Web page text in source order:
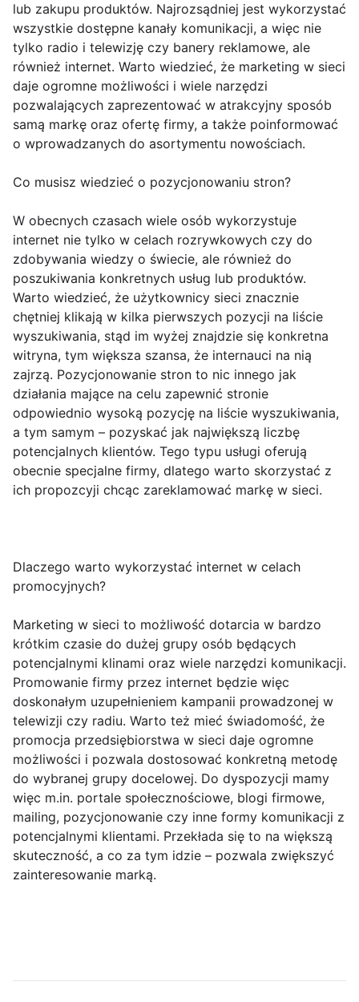
lub zakupu produktów. Najrozsądniej jest wykorzystać
wszystkie dostępne kanały komunikacji, a więc nie
tylko radio i telewizję czy banery reklamowe, ale
również internet. Warto wiedzieć, że marketing w sieci
daje ogromne możliwości i wiele narzędzi
pozwalających zaprezentować w atrakcyjny sposób
samą markę oraz ofertę firmy, a także poinformować
o wprowadzanych do asortymentu nowościach.
Co musisz wiedzieć o pozycjonowaniu stron?
W obecnych czasach wiele osób wykorzystuje
internet nie tylko w celach rozrywkowych czy do
zdobywania wiedzy o świecie, ale również do
poszukiwania konkretnych usług lub produktów.
Warto wiedzieć, że użytkownicy sieci znacznie
chętniej klikają w kilka pierwszych pozycji na liście
wyszukiwania, stąd im wyżej znajdzie się konkretna
witryna, tym większa szansa, że internauci na nią
zajrzą. Pozycjonowanie stron to nic innego jak
działania mające na celu zapewnić stronie
odpowiednio wysoką pozycję na liście wyszukiwania,
a tym samym – pozyskać jak największą liczbę
potencjalnych klientów. Tego typu usługi oferują
obecnie specjalne firmy, dlatego warto skorzystać z
ich propozcyji chcąc zareklamować markę w sieci.
Dlaczego warto wykorzystać internet w celach
promocyjnych?
Marketing w sieci to możliwość dotarcia w bardzo
krótkim czasie do dużej grupy osób będących
potencjalnymi klinami oraz wiele narzędzi komunikacji.
Promowanie firmy przez internet będzie więc
doskonałym uzupełnieniem kampanii prowadzonej w
telewizji czy radiu. Warto też mieć świadomość, że
promocja przedsiębiorstwa w sieci daje ogromne
możliwości i pozwala dostosować konkretną metodę
do wybranej grupy docelowej. Do dyspozycji mamy
więc m.in. portale społecznościowe, blogi firmowe,
mailing, pozycjonowanie czy inne formy komunikacji z
potencjalnymi klientami. Przekłada się to na większą
skuteczność, a co za tym idzie – pozwala zwiększyć
zainteresowanie marką.